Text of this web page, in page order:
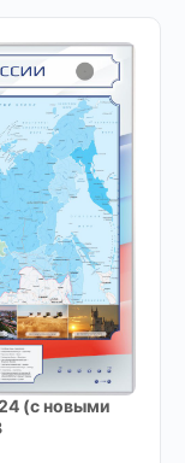
(с новыми